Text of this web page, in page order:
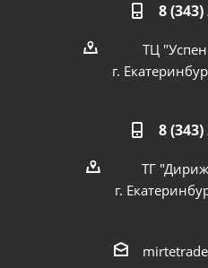
8 (343)
ТЦ
г.
8 (343)
ТГ
г.